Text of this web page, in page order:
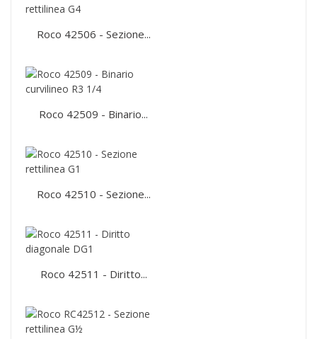
Roco 42506 - Sezione...
Roco 42509 - Binario...
Roco 42510 - Sezione...
Roco 42511 - Diritto...